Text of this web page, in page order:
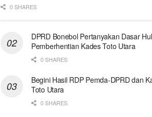
0 SHARES
DPRD Bonebol Pertanyakan Dasar
Pemberhentian Kades Toto Utara
0 SHARES
Begini Hasil RDP Pemda-DPRD dan
Toto Utara
0 SHARES